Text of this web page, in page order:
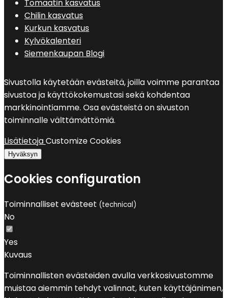
Tomaatin kasvatus
Chilin kasvatus
Kurkun kasvatus
Kylvökalenteri
Siemenkaupan Blogi
Sivustolla käytetään evästeitä, joilla voimme parantaa
sivustoa ja käyttökokemustasi sekä kohdentaa
markkinointiamme. Osa evästeistä on sivuston
toiminnalle välttämättömiä.
LisätietojaCustomize Cookies
Hyväksyn
Cookies configuration
Toiminnalliset evästeet (technical)
No
Yes
Kuvaus
Toiminnallisten evästeiden avulla verkkosivustomme
muistaa aiemmin tehdyt valinnat, kuten käyttäjänimen,